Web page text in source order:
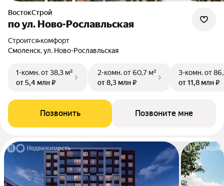
ВостокСтрой
по ул. Ново-Рославльская
Строится•комфорт
Смоленск, ул. Ново-Рославльская
1-комн.от 38,3 м²
от 5,4 млн ₽
2-комн.от 60,7 м²
от 8,3 млн ₽
3-комн.от
от 11,8 млн ₽
Позвонить Позвоните мне